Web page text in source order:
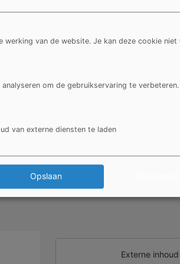
- afhalen' en je moet het
Externe
werking van de website. Je kan deze cookie niet
om de gebruikservaring te verbeteren.
van externe diensten te laden
Opslaan